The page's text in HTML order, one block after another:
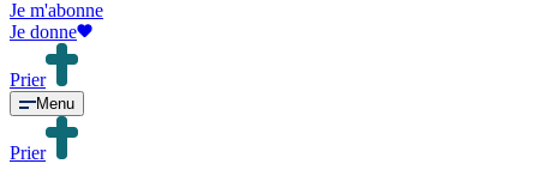
Je m'abonne
Je donne
Prier
Menu
Prier